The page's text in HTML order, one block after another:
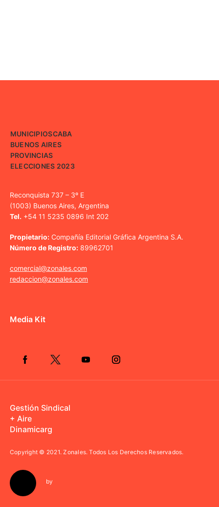
MUNICIPIOSCABA
BUENOS AIRES
PROVINCIAS
ELECCIONES 2023
Reconquista 737 – 3º E
(1003) Buenos Aires, Argentina
Tel. +54 11 5235 0896 Int 202
Propietario: Compañía Editorial Gráfica Argentina S.A.
Número de Registro: 89962701
comercial@zonales.com
redaccion@zonales.com
Media Kit
Gestión Sindical
+ Aire
Dinamicarg
Copyright © 2021.Zonales. Todos Los Derechos Reservados.
by